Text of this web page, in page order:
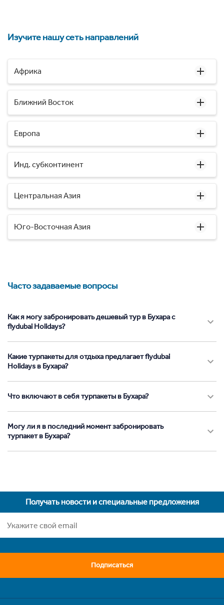
Изучите нашу сеть направлений
Африка
Ближний Восток
Европа
Инд. субконтинент
Центральная Азия
Юго-Восточная Азия
Часто задаваемые вопросы
Как я могу забронировать дешевый тур в Бухара с
flydubai Holidays?
Какие турпакеты для отдыха предлагает flydubai
Holidays в Бухара?
Что включают в себя турпакеты в Бухара?
Могу ли я в последний момент забронировать
турпакет в Бухара?
Получать новости и специальные предложения
Подписаться